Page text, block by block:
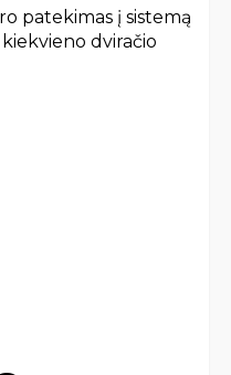
patekimas į sistemą
dviračio